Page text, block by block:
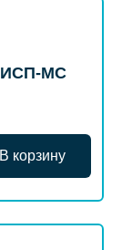
ИСП-МС
В корзину